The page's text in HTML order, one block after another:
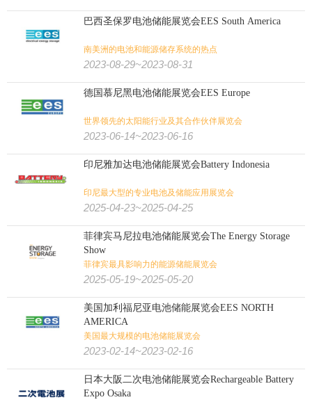
巴西圣保罗电池储能展览会EES South America
南美洲的电池和能源储存系统的热点
2023-08-29~2023-08-31
德国慕尼黑电池储能展览会EES Europe
世界领先的太阳能行业及其合作伙伴展览会
2023-06-14~2023-06-16
印尼雅加达电池储能展览会Battery Indonesia
印尼最大型的专业电池及储能应用展览会
2025-04-23~2025-04-25
菲律宾马尼拉电池储能展览会The Energy Storage
Show
菲律宾最具影响力的能源储能展览会
2025-05-19~2025-05-20
美国加利福尼亚电池储能展览会EES NORTH
AMERICA
美国最大规模的电池储能展览会
2023-02-14~2023-02-16
日本大阪二次电池储能展览会Rechargeable Battery
Expo Osaka